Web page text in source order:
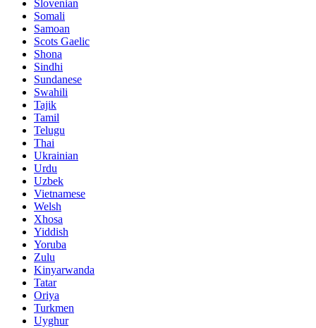
Slovenian
Somali
Samoan
Scots Gaelic
Shona
Sindhi
Sundanese
Swahili
Tajik
Tamil
Telugu
Thai
Ukrainian
Urdu
Uzbek
Vietnamese
Welsh
Xhosa
Yiddish
Yoruba
Zulu
Kinyarwanda
Tatar
Oriya
Turkmen
Uyghur